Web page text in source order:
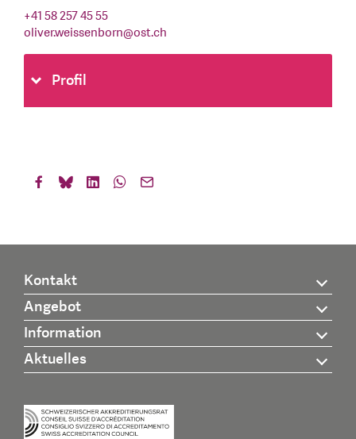
+41 58 257 45 55
oliver.weissenborn@ost.ch
Profil
Kontakt
Angebot
Information
Aktuelles